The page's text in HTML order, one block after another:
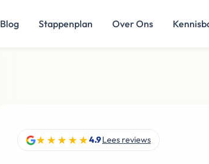
Blog Stappenplan Over Ons
★★★★★4.9Lees reviews